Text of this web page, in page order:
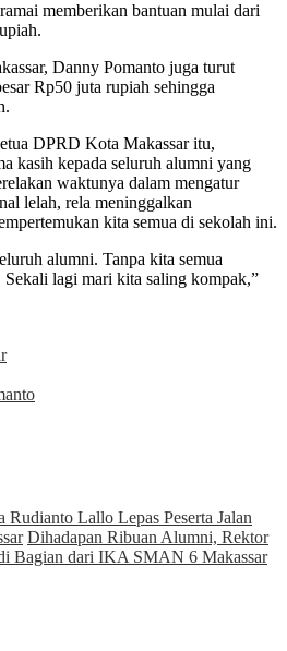
memberikan bantuan mulai dari
Danny Pomanto juga turut
Rp50 juta rupiah sehingga
DPRD Kota Makassar itu,
kasih kepada seluruh alumni yang
waktunya dalam mengatur
lelah, rela meninggalkan
kita semua di sekolah ini.
alumni. Tanpa kita semua
lagi mari kita saling kompak,”
Rudianto Lallo Lepas Peserta Jalan
Dihadapan Ribuan Alumni, Rektor
Bagian dari IKA SMAN 6 Makassar